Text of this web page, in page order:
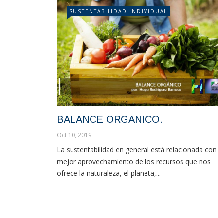
SUSTENTABILIDAD INDIVIDUAL
BALANCE ORGANICO.
Oct 10, 2019
La sustentabilidad en general está relacionada con
mejor aprovechamiento de los recursos que nos
ofrece la naturaleza, el planeta,...